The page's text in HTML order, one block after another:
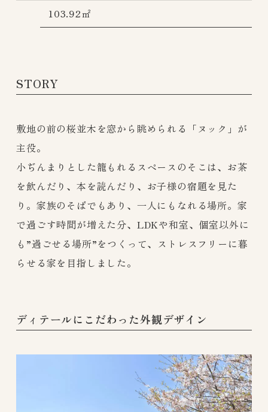
103.92㎡
STORY
敷地の前の桜並木を窓から眺められる「ヌック」が
主役。
小ぢんまりとした籠もれるスペースのそこは、お茶
を飲んだり、本を読んだり、お子様の宿題を見た
り。家族のそばでもあり、一人にもなれる場所。家
で過ごす時間が増えた分、LDKや和室、個室以外に
も”過ごせる場所”をつくって、ストレスフリーに暮
らせる家を目指しました。
ディテールにこだわった外観デザイン